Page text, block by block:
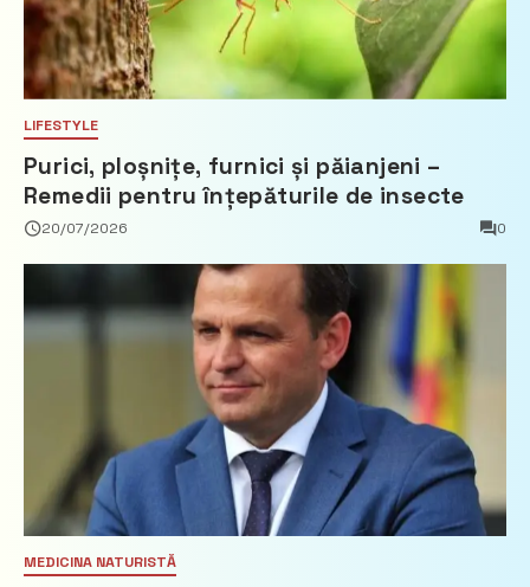
LIFESTYLE
Purici, ploșnițe, furnici și păianjeni –
Remedii pentru înțepăturile de insecte
20/07/2026 0
MEDICINA NATURISTĂ